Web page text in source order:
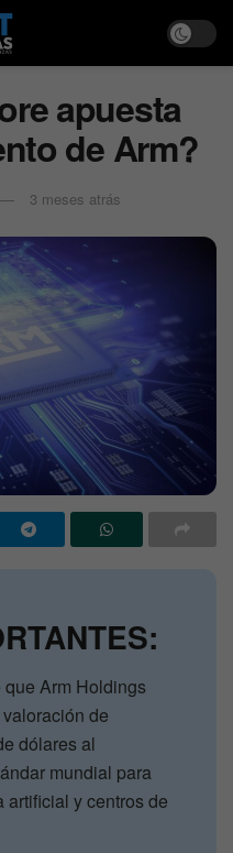
apuesta
de Arm?
3 meses atrás
Arm Holdings
de
dólares al
mundial para
y centros de